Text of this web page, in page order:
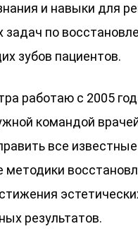
и навыки для
задач по
зубов пациентов.
работаю с 2005
командой
все известные
результатов.